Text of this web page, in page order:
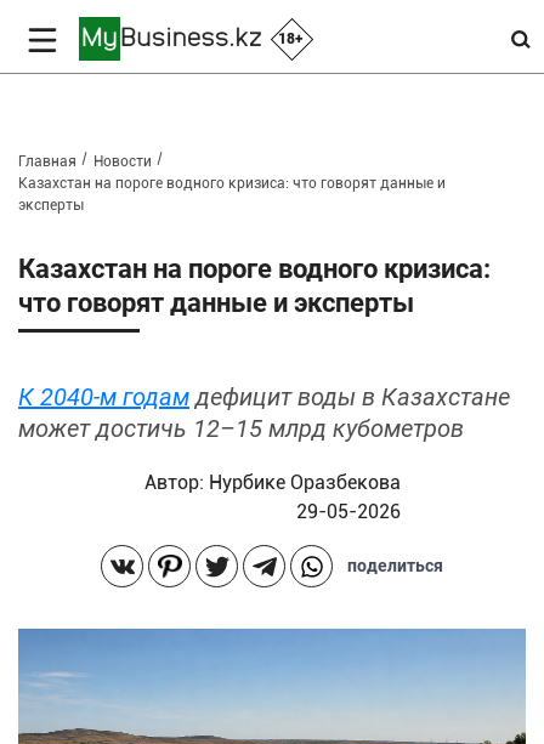
18+
Главная
Новости
Казахстан на пороге водного кризиса: что говорят данные и
эксперты
Казахстан на пороге водного кризиса:
что говорят данные и эксперты
К 2040-м годамдефицит воды в Казахстане
может достичь 12–15 млрд кубометров
поделиться
Автор: Нурбике Оразбекова
29-05-2026